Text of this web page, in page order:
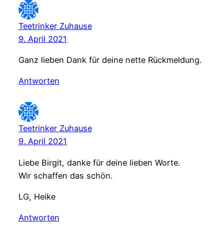
Teetrinker Zuhause
9. April 2021
Ganz lieben Dank für deine nette Rückmeldung.
Antworten
Teetrinker Zuhause
9. April 2021
Liebe Birgit, danke für deine lieben Worte.
Wir schaffen das schön.
LG, Heike
Antworten